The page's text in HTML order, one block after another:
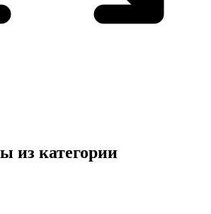
из категории